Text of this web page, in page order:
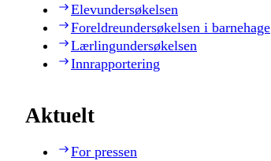
Elevundersøkelsen
Foreldreundersøkelsen i barnehage
Lærlingundersøkelsen
Innrapportering
Aktuelt
For pressen